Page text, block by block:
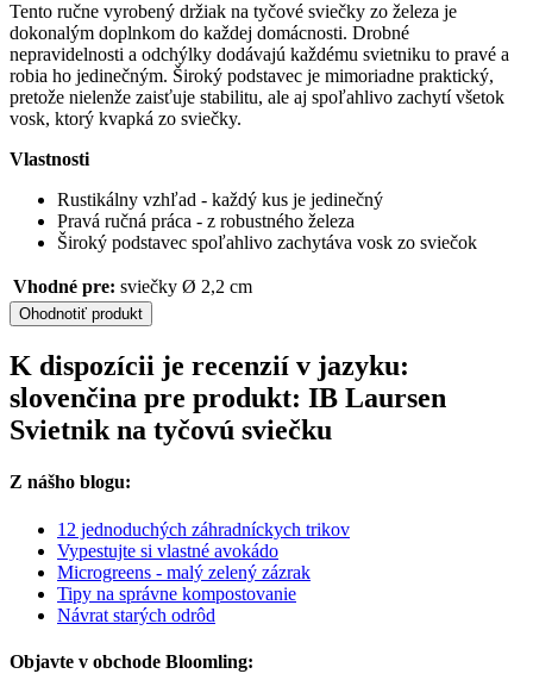
Tento ručne vyrobený držiak na tyčové sviečky zo železa je
dokonalým doplnkom do každej domácnosti. Drobné
nepravidelnosti a odchýlky dodávajú každému svietniku to pravé a
robia ho jedinečným. Široký podstavec je mimoriadne praktický,
pretože nielenže zaisťuje stabilitu, ale aj spoľahlivo zachytí všetok
vosk, ktorý kvapká zo sviečky.
Vlastnosti
Rustikálny vzhľad - každý kus je jedinečný
Pravá ručná práca - z robustného železa
Široký podstavec spoľahlivo zachytáva vosk zo sviečok
Vhodné pre: sviečky Ø 2,2 cm
Ohodnotiť produkt
K dispozícii je recenzií v jazyku:
slovenčina pre produkt: IB Laursen
Svietnik na tyčovú sviečku
Z nášho blogu:
12 jednoduchých záhradníckych trikov
Vypestujte si vlastné avokádo
Microgreens - malý zelený zázrak
Tipy na správne kompostovanie
Návrat starých odrôd
Objavte v obchode Bloomling: